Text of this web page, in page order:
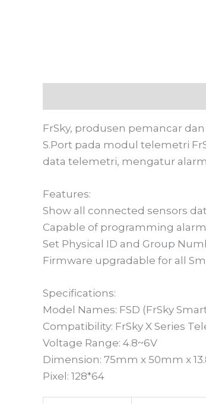
FrSky, produsen pemancar
S.Port pada modul telemetri
data telemetri, mengatur
Features:
Show all connected sensors
Capable of programming
Set Physical ID and Group
Firmware upgradable for all
Specifications:
Model Names: FSD (FrSky
Compatibility: FrSky X Series
Voltage Range: 4.8~6V
Dimension: 75mm x 50mm x
Pixel: 128*64